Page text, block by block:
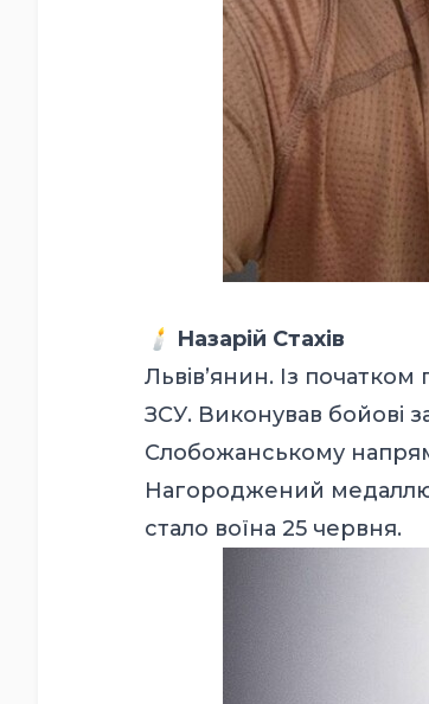
🕯️ Назарій Стахів
Львів’янин. Із
ЗСУ. Виконував бойові
Слобожанському
Нагороджений медаллю
стало воїна 25 червня.